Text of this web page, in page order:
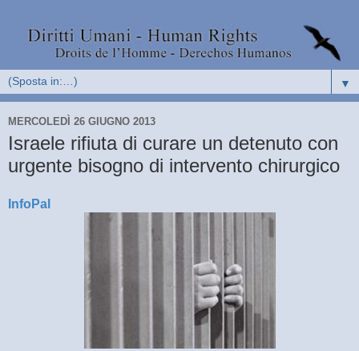
▼
MERCOLEDÌ 26 GIUGNO 2013
Israele rifiuta di curare un detenuto con
urgente bisogno di intervento chirurgico
InfoPal